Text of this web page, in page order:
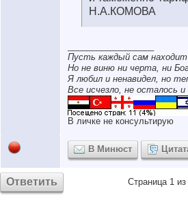
Н.А.КОМОВА
Пусть каждый сам
Но не виню ни черта, ни
Я любил и ненавидел, но
Все исчезло, не осталось
В личке не консультирую
В Минюст
Ответить Страница 1 из